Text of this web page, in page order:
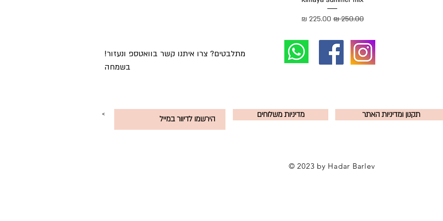
מחיר רגיל‏250.00 ‏₪ מחיר מבצע
!מתלבטים? צרו איתנו קשר בוואטספ ונעזור
בשמחה
< מדיניות משלוחים תקנון ומדיניות האתר
© 2023 by Hadar Barlev